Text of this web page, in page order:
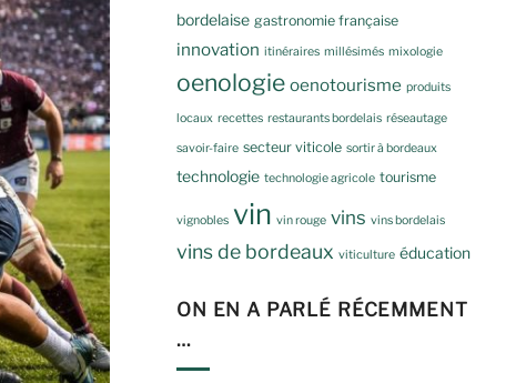
bordelaise gastronomie française
innovation itinéraires millésimés mixologie
oenologie oenotourisme produits
locaux recettes restaurants bordelais réseautage
savoir-faire secteur viticole sortir à bordeaux
technologie technologie agricole tourisme
vignobles vin vin rouge vins vins bordelais
vins de bordeaux viticulture éducation
ON EN A PARLÉ RÉCEMMENT
…